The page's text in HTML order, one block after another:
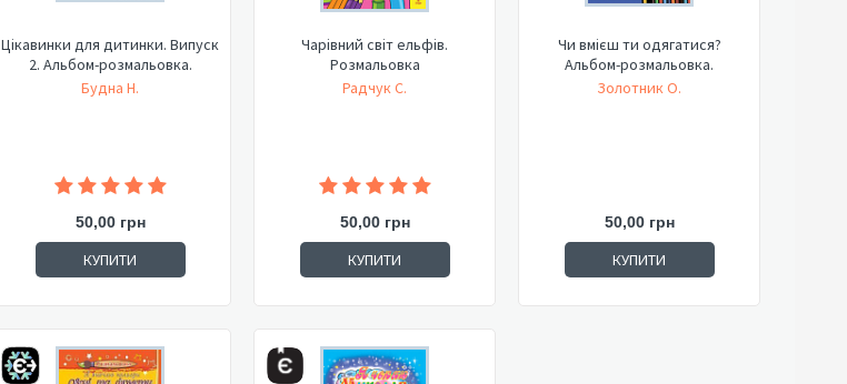
Цікавинки для дитинки. Випуск
2. Альбом-розмальовка.
Будна Н.
50,00 грн
КУПИТИ
Чарівний світ ельфів.
Розмальовка
Радчук С.
50,00 грн
КУПИТИ
Чи вмієш ти одягатися?
Альбом-розмальовка.
Золотник О.
50,00 грн
КУПИТИ